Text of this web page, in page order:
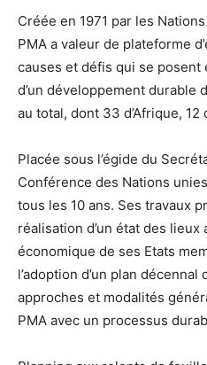
Créée en 1971 par les
PMA a valeur de plateforme
causes et défis qui se posent
d’un développement durable
au total, dont 33 d’Afrique, 12
Placée sous l’égide du
Conférence des Nations
tous les 10 ans. Ses travaux
réalisation d’un état des
économique de ses Etats
l’adoption d’un plan décennal
approches et modalités
PMA avec un processus